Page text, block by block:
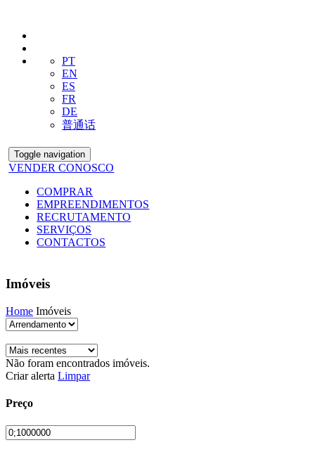
PT
EN
ES
FR
DE
普通话
Toggle navigation
VENDER CONOSCO
COMPRAR
EMPREENDIMENTOS
RECRUTAMENTO
SERVIÇOS
CONTACTOS
Imóveis
Home Imóveis
Não foram encontrados imóveis.
Criar alerta Limpar
Preço